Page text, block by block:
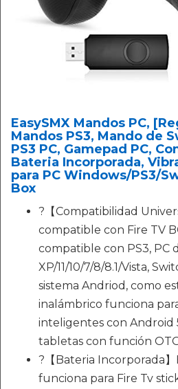
EasySMX Mandos PC,
Mandos PS3, Mando de
PS3 PC, Gamepad PC,
Bateria Incorporada,
para PC Windows/PS3/
Box
?【Compatibilidad
compatible con Fire TV
compatible con PS3, PC
XP/11/10/7/8/8.1/Vista,
sistema Andriod, como
inalámbrico funciona
inteligentes con Android
tabletas con función
?【Bateria Incorporada
funciona para Fire Tv